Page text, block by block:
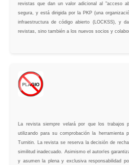
revistas que dan un valor adicional al "acceso
segura, y está dirigida por la PKP (una
infraestructura de código abierto (LOCKSS), y
revistas, sino también a los nuevos socios y
La revista siempre velará por que los trabajos
utilizando para su comprobación la herramienta
Turnitin. La revista se reserva la decisión de
similitud inadecuado. Asimismo el autor/es
y asumen la plena y exclusiva responsabilidad